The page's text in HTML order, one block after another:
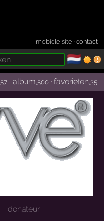
mobiele site ·contact
🇳🇱
,57 ·album ,500 ·favorieten ,35
donateur